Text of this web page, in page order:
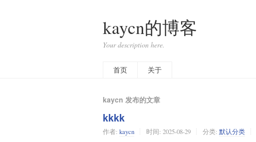
kaycn的博客
Your description here.
首页
关于
kaycn 发布的文章
kkkk
作者: kaycn 时间: 2025-08-29 分类: 默认分类